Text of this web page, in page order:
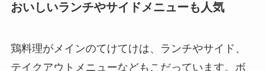
おいしいランチやサイドメニューも人気
鶏料理がメインのてけてけは、ランチやサイド、
テイクアウトメニューなどもこだっています。ボ